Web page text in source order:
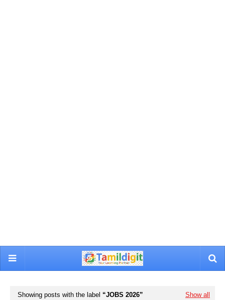
Showing posts with the label JOBS 2026 Show all